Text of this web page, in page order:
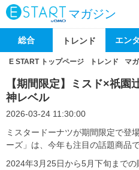
マガジン
総合 トレンド エン
E START トップページ トレンド マ
【期間限定】ミスド×祇園
神レベル
2026-03-24 11:30:00
ミスタードーナツが期間限定で登
ーズ」は、今年も注目の話題商品で
2024年3月25日から5月下旬まで